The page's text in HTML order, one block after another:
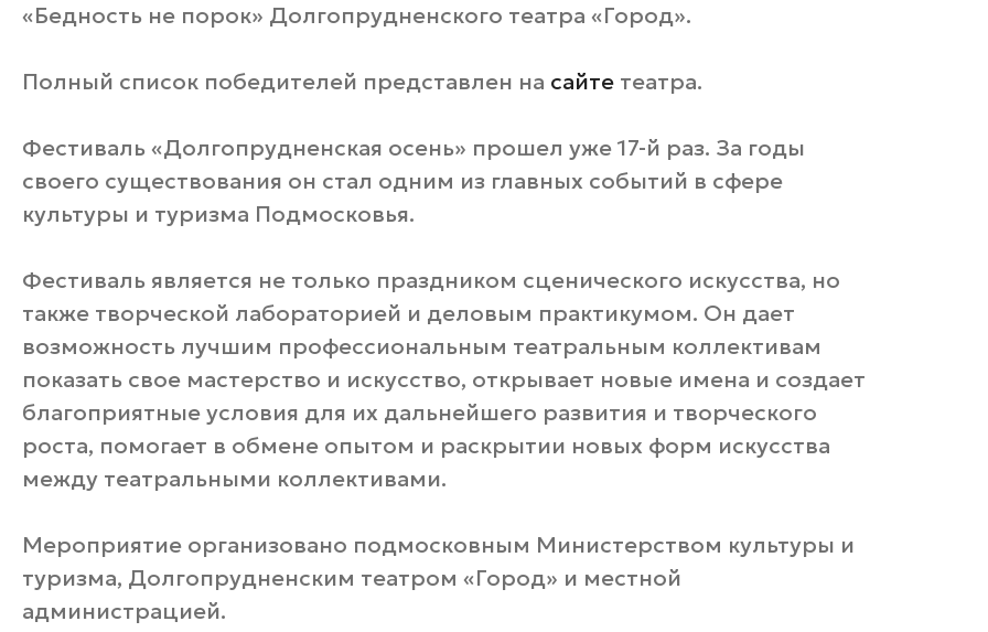
«Бедность не порок» Долгопрудненского театра «Город».
Полный список победителей представлен на сайте театра.
Фестиваль «Долгопрудненская осень» прошел уже 17-й раз. За годы
своего существования он стал одним из главных событий в сфере
культуры и туризма Подмосковья.
Фестиваль является не только праздником сценического искусства, но
также творческой лабораторией и деловым практикумом. Он дает
возможность лучшим профессиональным театральным коллективам
показать свое мастерство и искусство, открывает новые имена и создает
благоприятные условия для их дальнейшего развития и творческого
роста, помогает в обмене опытом и раскрытии новых форм искусства
между театральными коллективами.
Мероприятие организовано подмосковным Министерством культуры и
туризма, Долгопрудненским театром «Город» и местной
администрацией.